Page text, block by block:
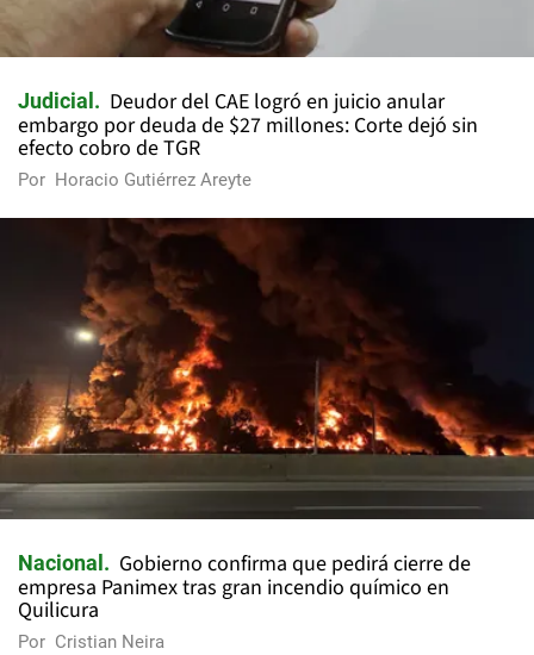
Judicial
Deudor del CAE logró en juicio anular
embargo por deuda de $27 millones: Corte dejó sin
efecto cobro de TGR
Por Horacio Gutiérrez Areyte
Nacional
Gobierno confirma que pedirá cierre de
empresa Panimex tras gran incendio químico en
Quilicura
Por Cristian Neira